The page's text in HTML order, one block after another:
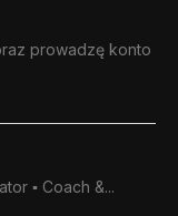
prowadzę konto
▪️ Coach &...